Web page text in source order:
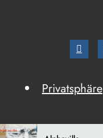
Privatsphäre